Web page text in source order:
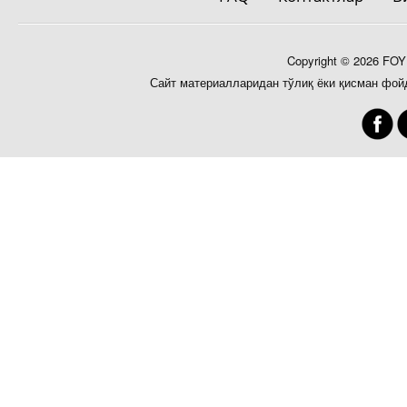
Copyright © 2026
Сайт материалларидан тўлиқ ёки қисман